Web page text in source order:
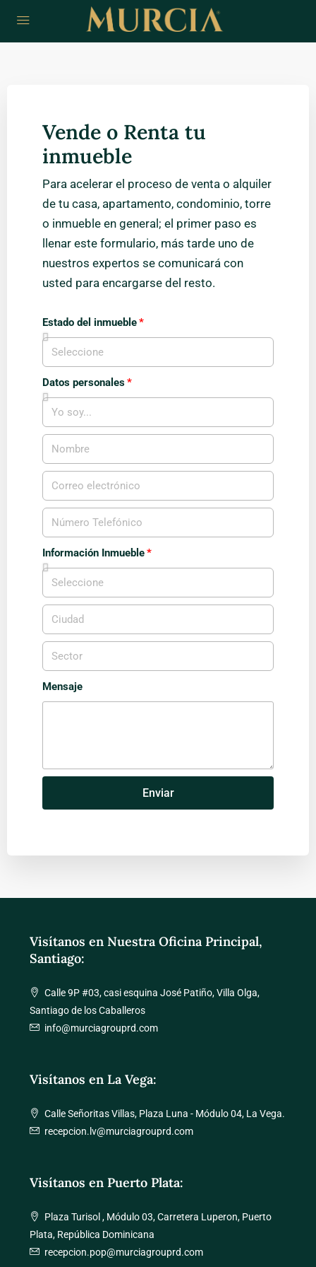
Vende o Renta tu
inmueble
Para acelerar el proceso de venta o alquiler
de tu casa, apartamento, condominio, torre
o inmueble en general; el primer paso es
llenar este formulario, más tarde uno de
nuestros expertos se comunicará con
usted para encargarse del resto.
Estado del inmueble
Datos personales
Información Inmueble
Mensaje
Enviar
Visítanos en Nuestra Oficina Principal,
Santiago:
Calle 9P #03, casi esquina José Patiño, Villa Olga,
Santiago de los Caballeros
info@murciagrouprd.com
Visítanos en La Vega:
Calle Señoritas Villas, Plaza Luna - Módulo 04, La Vega.
recepcion.lv@murciagrouprd.com
Visítanos en Puerto Plata:
Plaza Turisol , Módulo 03, Carretera Luperon, Puerto
Plata, República Dominicana
recepcion.pop@murciagrouprd.com